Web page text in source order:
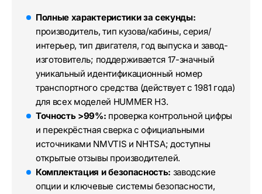
Полные характеристики за секунды:
производитель, тип кузова/кабины, серия/
интерьер, тип двигателя, год выпуска и завод-
изготовитель; поддерживается 17-значный
уникальный идентификационный номер
транспортного средства (действует с 1981 года)
для всех моделей HUMMER H3.
Точность >99%: проверка контрольной цифры
и перекрёстная сверка с официальными
источниками NMVTIS и NHTSA; доступны
открытые отзывы производителей.
Комплектация и безопасность: заводские
опции и ключевые системы безопасности,